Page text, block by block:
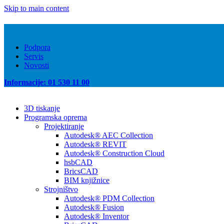
Skip to main content
Podpora
Servis
Novosti
Informacije: 01 530 11 00
3D tiskanje
Programska oprema
Projektiranje
Autodesk® AEC Collection
Autodesk® REVIT
Autodesk® Construction Cloud
hsbCAD
BricsCAD
BIM knjižnice
Strojništvo
Autodesk® PDM Collection
Autodesk® Fusion
Autodesk® Inventor